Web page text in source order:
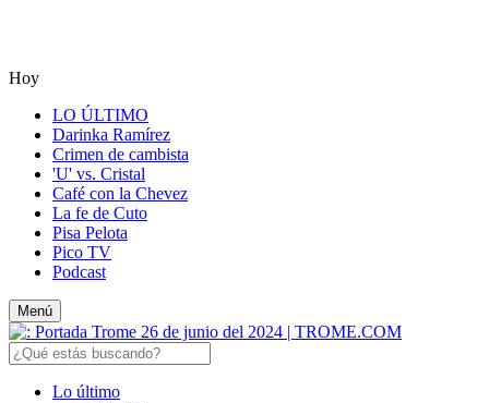
Hoy
LO ÚLTIMO
Darinka Ramírez
Crimen de cambista
'U' vs. Cristal
Café con la Chevez
La fe de Cuto
Pisa Pelota
Pico TV
Podcast
Menú
Lo último